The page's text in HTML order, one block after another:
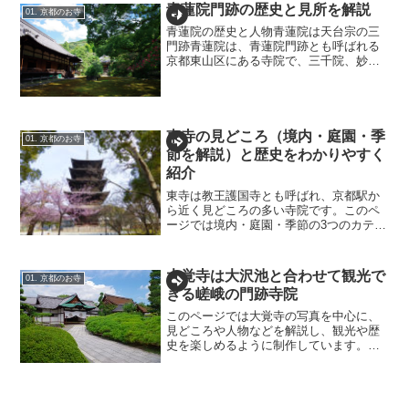
01. 京都のお寺 青蓮院門跡の歴史と見所を解説
青蓮院の歴史と人物青蓮院は天台宗の三
門跡青蓮院は、青蓮院門跡とも呼ばれる
京都東山区にある寺院で、三千院、妙法
01. 京都のお寺
東寺の見どころ（境内・庭園・季
節を解説）と歴史をわかりやすく
紹介
東寺は教王護国寺とも呼ばれ、京都駅か
ら近く見どころの多い寺院です。このペ
ージでは境内・庭園・季節の3つのカテゴ
寺を解説しています。1. 東寺の歴史と人
物東寺の歴史は空...
01. 京都のお寺
大覚寺は大沢池と合わせて観光で
きる嵯峨の門跡寺院
このページでは大覚寺の写真を中心に、
見どころや人物などを解説し、観光や歴
史を楽しめるように制作しています。で